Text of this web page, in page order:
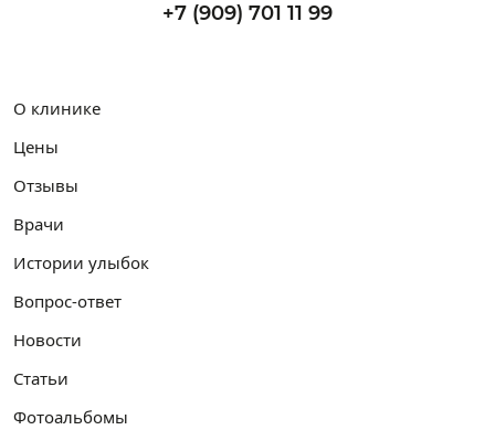
+7 (909) 701 11 99
О клинике
Цены
Отзывы
Врачи
Истории улыбок
Вопрос-ответ
Новости
Статьи
Фотоальбомы